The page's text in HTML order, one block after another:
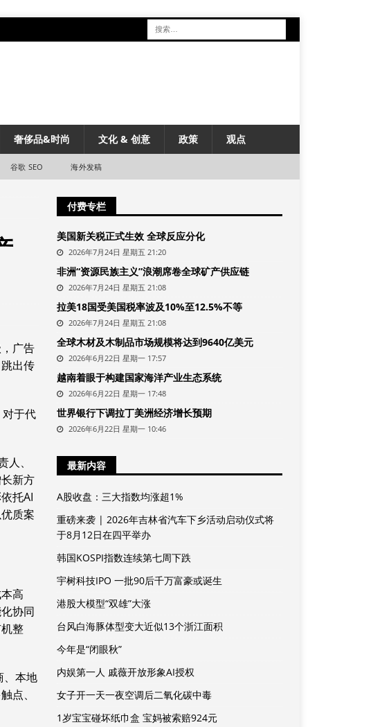
奢侈品&时尚 文化 & 创意 政策 观点
谷歌 SEO 海外发稿
广告
出传
于代
、
新方
托AI
质案
高
协同
整
、本地
点、
付费专栏
美国新关税正式生效 全球反应分化
2026年7月24日 星期五 21:20
非洲“资源民族主义”浪潮席卷全球矿产供应链
2026年7月24日 星期五 21:08
拉美18国受美国税率波及10%至12.5%不等
2026年7月24日 星期五 21:08
全球木材及木制品市场规模将达到9640亿美元
2026年6月22日 星期一 17:57
越南着眼于构建国家海洋产业生态系统
2026年6月22日 星期一 17:48
世界银行下调拉丁美洲经济增长预期
2026年6月22日 星期一 10:46
最新内容
A股收盘：三大指数均涨超1%
重磅来袭 | 2026年吉林省汽车下乡活动启动仪式将
于8月12日在四平举办
韩国KOSPI指数连续第七周下跌
宇树科技IPO 一批90后千万富豪或诞生
港股大模型“双雄”大涨
台风白海豚体型变大近似13个浙江面积
今年是“闭眼秋”
内娱第一人 戚薇开放形象AI授权
女子开一天一夜空调后二氧化碳中毒
1岁宝宝碰坏纸巾盒 宝妈被索赔924元